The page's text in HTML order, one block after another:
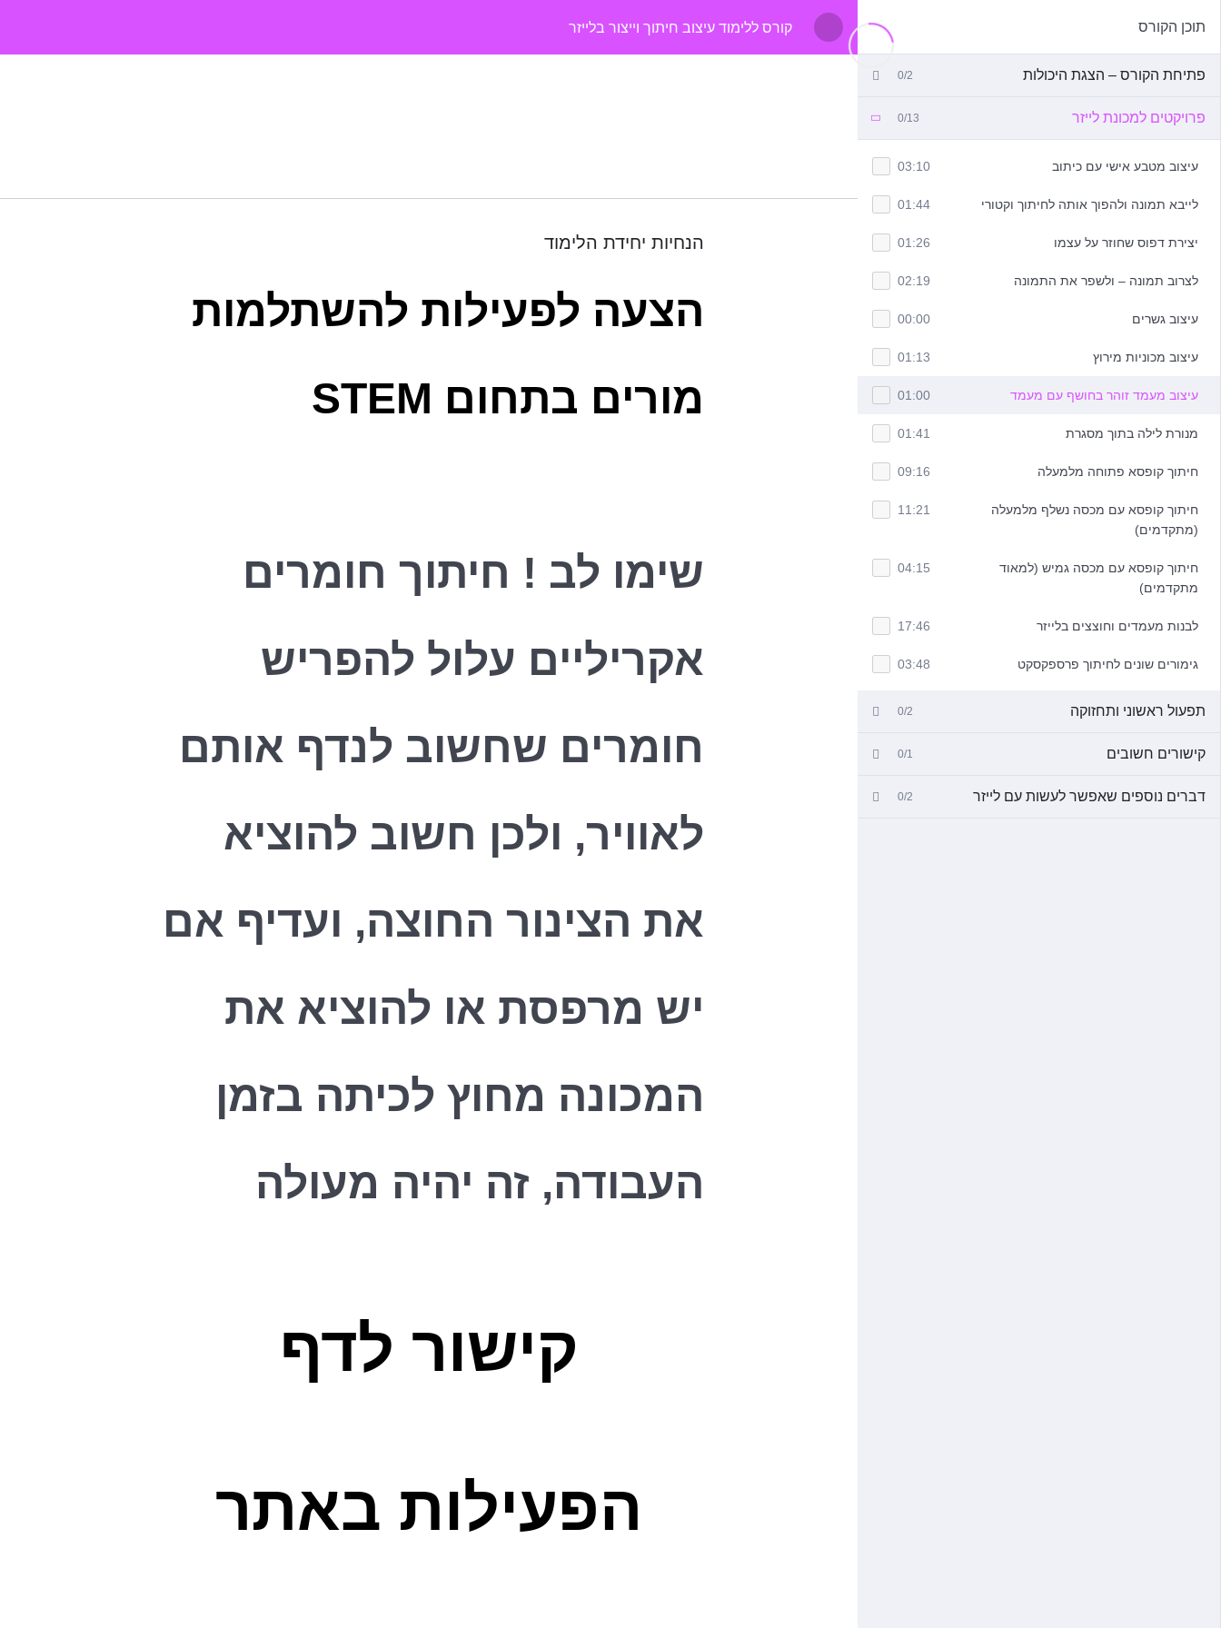
תוכן הקורס
פתיחת הקורס – הצגת היכולות 0/2
פרויקטים למכונת לייזר 0/13
עיצוב מטבע אישי עם כיתוב 03:10
לייבא תמונה ולהפוך אותה לחיתוך וקטורי 01:44
יצירת דפוס שחוזר על עצמו 01:26
לצרוב תמונה – ולשפר את התמונה 02:19
עיצוב גשרים 00:00
עיצוב מכוניות מירוץ 01:13
עיצוב מעמד זוהר בחושף עם מעמד 01:00
מנורת לילה בתוך מסגרת 01:41
חיתוך קופסא פתוחה מלמעלה 09:16
חיתוך קופסא עם מכסה נשלף מלמעלה
(מתקדמים)
11:21
חיתוך קופסא עם מכסה גמיש (למאוד
מתקדמים)
04:15
לבנות מעמדים וחוצצים בלייזר 17:46
גימורים שונים לחיתוך פרספקסקט 03:48
תפעול ראשוני ותחזוקה 0/2
קישורים חשובים 0/1
דברים נוספים שאפשר לעשות עם לייזר 0/2
קורס ללימוד עיצוב חיתוך וייצור בלייזר
הנחיות יחידת הלימוד
הצעה לפעילות להשתלמות
מורים בתחום STEM
שימו לב ! חיתוך חומרים
אקריליים עלול להפריש
חומרים שחשוב לנדף אותם
לאוויר, ולכן חשוב להוציא
את הצינור החוצה, ועדיף אם
יש מרפסת או להוציא את
המכונה מחוץ לכיתה בזמן
העבודה, זה יהיה מעולה
קישור לדף
הפעילות באתר